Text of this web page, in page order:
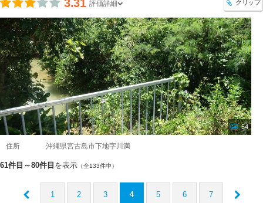
3.31 評価詳細 クリップ
54
住所 沖縄県宮古島市下地字川満
61件目～80件目 を表示 （全133件中）
1 2 3 4 5 6 7